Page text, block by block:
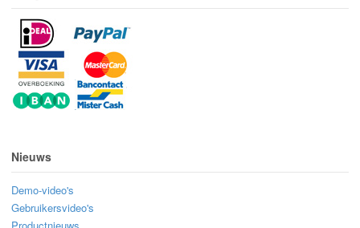
Nieuws
Demo-video's
Gebruikersvideo's